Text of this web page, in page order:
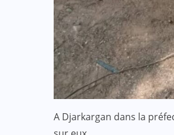
A Djarkargan dans la
“L’Afrique
l’Adjafi
réinvente la mode
SEP 09,